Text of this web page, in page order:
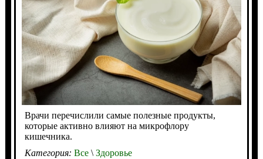
Врачи перечислили самые полезные продукты,
которые активно влияют на микрофлору
кишечника.
Категория: Все\Здоровье